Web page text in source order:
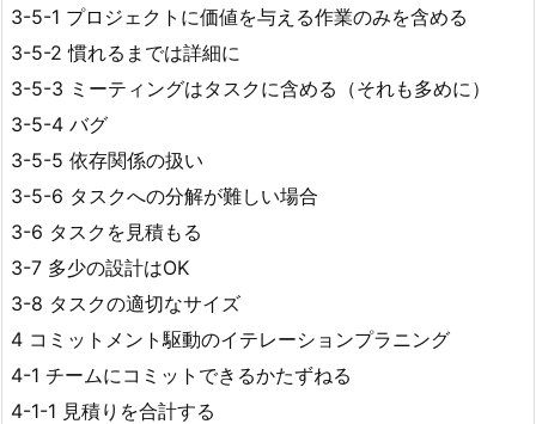
3-5-1 プロジェクトに価値を与える作業のみを含める
3-5-2 慣れるまでは詳細に
3-5-3 ミーティングはタスクに含める（それも多めに）
3-5-4 バグ
3-5-5 依存関係の扱い
3-5-6 タスクへの分解が難しい場合
3-6 タスクを見積もる
3-7 多少の設計はOK
3-8 タスクの適切なサイズ
4 コミットメント駆動のイテレーションプラニング
4-1 チームにコミットできるかたずねる
4-1-1 見積りを合計する